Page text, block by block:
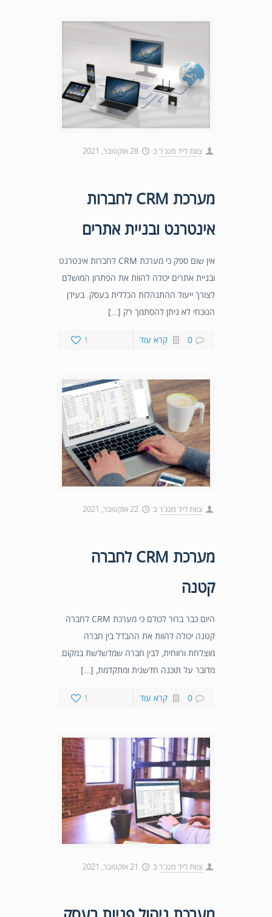
צוות ליד מנג'רב 28 אוקטובר, 2021
מערכת CRM לחברות
אינטרנט ובניית אתרים
אין שום ספק כי מערכת CRM לחברות אינטרנט
ובניית אתרים יכולה להוות את הפתרון המושלם
לצורך ייעול ההתנהלות הכללית בעסק. בעידן
הנוכחי לא ניתן להסתמך רק […]
1 0 קרא עוד
צוות ליד מנג'ר ב 22 אוקטובר, 2021
מערכת CRM לחברה
קטנה
היום כבר ברור לכולם כי מערכת CRM לחברה
קטנה יכולה להוות את ההבדל בין חברה
מוצלחת ורווחית, לבין חברה שמדשדשת במקום.
מדובר על תוכנה חדשנית ומתקדמת, […]
1 0 קרא עוד
צוות ליד מנג'רב 21 אוקטובר, 2021